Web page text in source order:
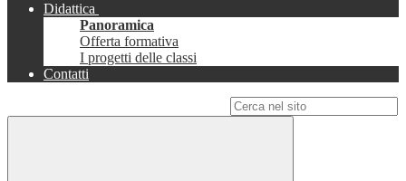
Didattica
Panoramica
Offerta formativa
I progetti delle classi
Contatti